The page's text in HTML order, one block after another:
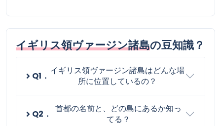
イギリス領ヴァージン諸島の豆知識？
Q1． イギリス領ヴァージン諸島はどんな場
所に位置しているの？
Q2．
首都の名前と、どの島にあるか知っ
てる？